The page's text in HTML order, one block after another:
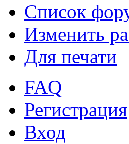
Список
Изменить
Для печати
FAQ
Регистрация
Вход